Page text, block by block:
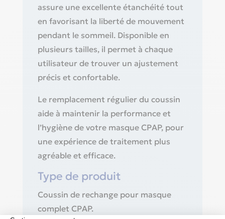
assure une excellente étanchéité tout
en favorisant la liberté de mouvement
pendant le sommeil. Disponible en
plusieurs tailles, il permet à chaque
utilisateur de trouver un ajustement
précis et confortable.
Le remplacement régulier du coussin
aide à maintenir la performance et
l’hygiène de votre masque CPAP, pour
une expérience de traitement plus
agréable et efficace.
Type de produit
Coussin de rechange pour masque
complet CPAP.